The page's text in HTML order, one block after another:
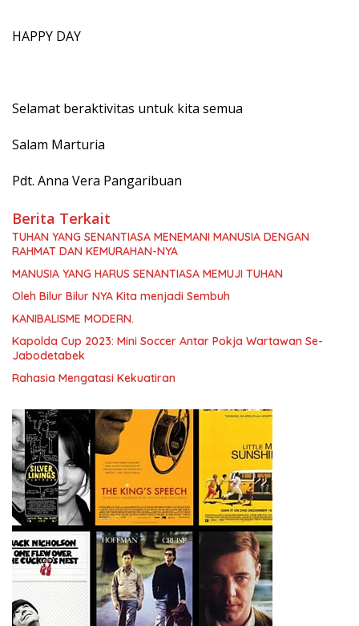
HAPPY DAY
Selamat beraktivitas untuk kita semua
Salam Marturia
Pdt. Anna Vera Pangaribuan
Berita Terkait
TUHAN YANG SENANTIASA MENEMANI MANUSIA DENGAN
RAHMAT DAN KEMURAHAN-NYA
MANUSIA YANG HARUS SENANTIASA MEMUJI TUHAN
Oleh Bilur Bilur NYA Kita menjadi Sembuh
KANIBALISME MODERN.
Kapolda Cup 2023: Mini Soccer Antar Pokja Wartawan Se-
Jabodetabek
Rahasia Mengatasi Kekuatiran